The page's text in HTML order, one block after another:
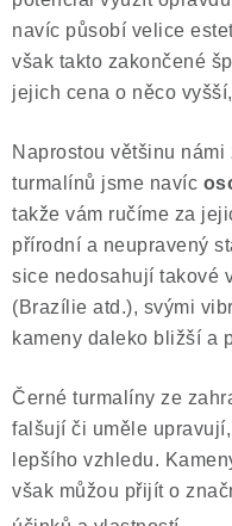
navíc působí velice
však takto zakončené
jejich cena o něco
Naprostou většinu
turmalínů jsme navíc
takže vám ručíme za
přírodní a neupravený
sice nedosahují takové
(Brazílie atd.), svými
kameny daleko bližší a
Černé turmalíny ze
falšují či uměle
lepšího vzhledu.
však můžou přijít o